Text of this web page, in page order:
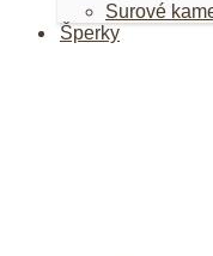
Surové
Šperky